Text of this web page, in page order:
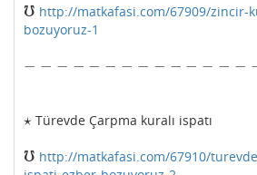
℧
℧ http://matkafasi.com/67909/zincir-
bozuyoruz-1
− − − − − − − − − − − − − −
−− −− −− −−− −− −− −− −
⋆
⋆Türevde Çarpma kuralı ispatı
℧
℧ http://matkafasi.com/67910/